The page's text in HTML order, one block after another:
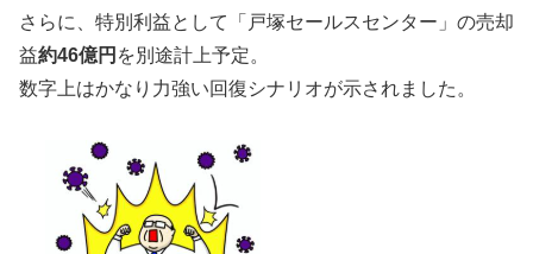
さらに、特別利益として「戸塚セールスセンター」の売却
益約46億円 を別途計上予定。
数字上はかなり力強い回復シナリオが示されました。